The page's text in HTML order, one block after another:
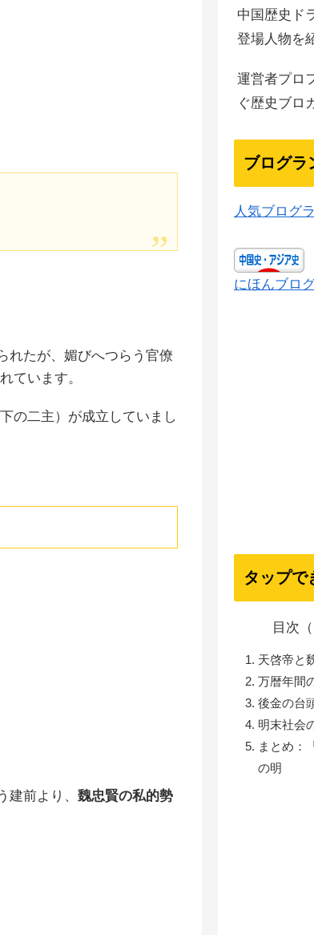
れたが、媚びへつらう官僚
ています。
の二主）が成立していまし
前より、 魏忠賢の私的勢
中国歴史ド
登場人物を
運営者プロ
ぐ歴史ブロ
ブログラ
人気ブログ
にほんブロ
タップで
目次
天啓帝と
万暦年間
後金の台
明末社会
まとめ：
の明